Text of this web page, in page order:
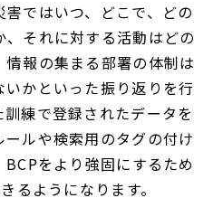
ではいつ、どこで、どの
それに対する活動はどの
報の集まる部署の体制は
かといった振り返りを行
練で登録されたデータを
ルや検索用のタグの付け
をより強固にするため
るようになります。